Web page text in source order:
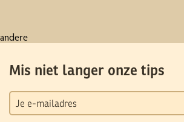
andere
Mis niet langer onze tips